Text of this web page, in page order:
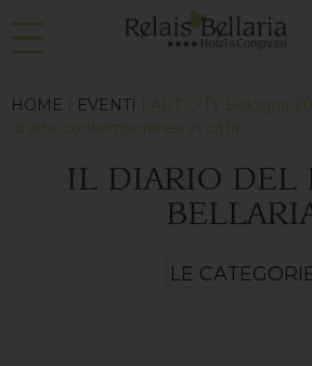
HOME | EVENTI | ART CITY Bologna
di arte contemporanea in città
IL DIARIO DEL